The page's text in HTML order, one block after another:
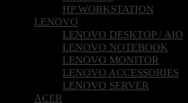
HP WORKSTATION
LENOVO
LENOVO DESKTOP / AIO
LENOVO NOTEBOOK
LENOVO MONITOR
LENOVO ACCESSORIES
LENOVO SERVER
ACER